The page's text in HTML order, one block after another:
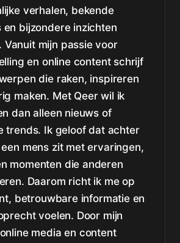
verhalen, bekende
en bijzondere inzichten
Vanuit mijn passie voor
en online content schrijf
die raken, inspireren
maken. Met Qeer wil ik
dan alleen nieuws of
trends. Ik geloof dat achter
mens zit met ervaringen,
momenten die anderen
Daarom richt ik me op
betrouwbare informatie en
voelen. Door mijn
media en content